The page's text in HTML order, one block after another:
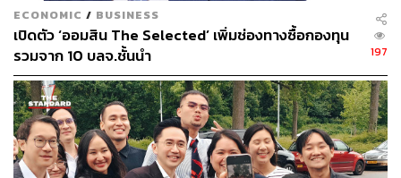
ECONOMIC / BUSINESS
เปิดตัว ‘ออมสิน The Selected’ เพิ่มช่องทางซื้อกองทุน
รวมจาก 10 บลจ.ชั้นนำ
197